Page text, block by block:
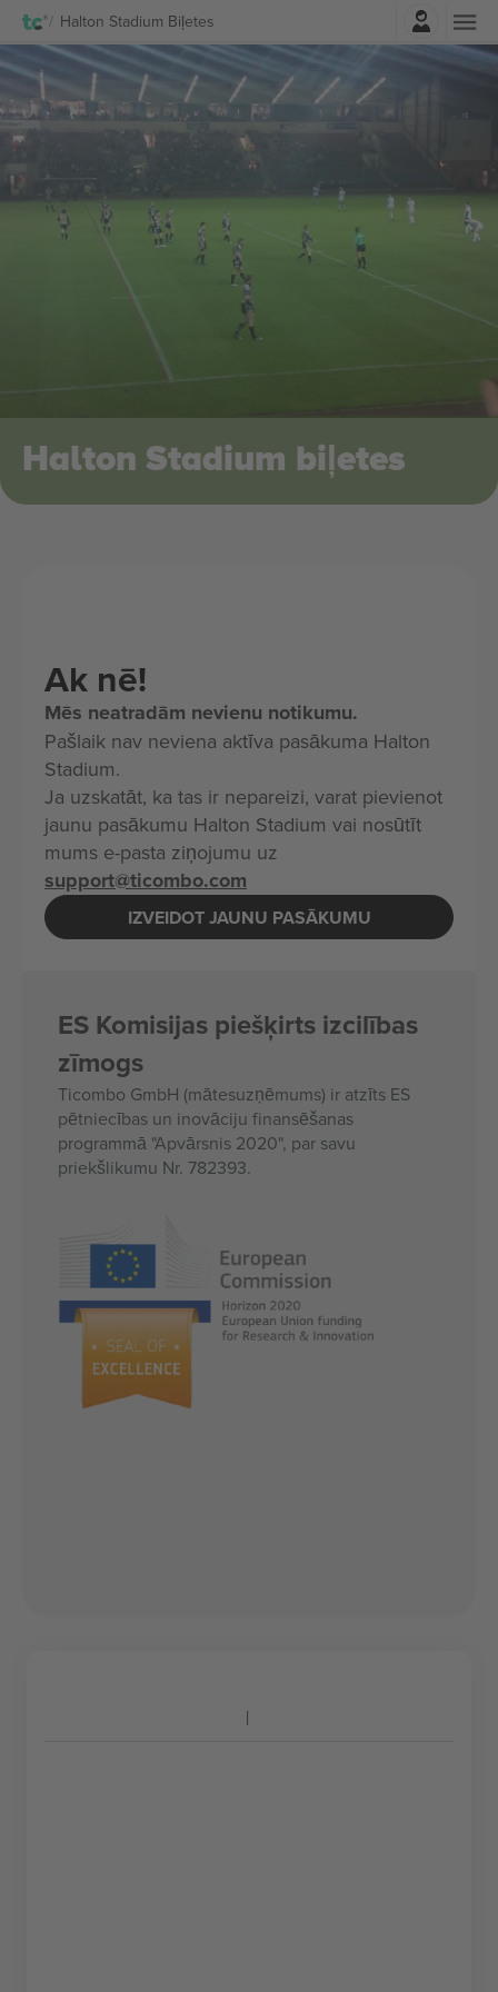
Halton Stadium Biļetes
Halton Stadium biļetes
Ak nē!
Mēs neatradām nevienu notikumu.
Pašlaik nav neviena aktīva pasākuma Halton
Stadium.
Ja uzskatāt, ka tas ir nepareizi, varat pievienot
jaunu pasākumu Halton Stadium vai nosūtīt
mums e-pasta ziņojumu uz
support@ticombo.com
IZVEIDOT JAUNU PASĀKUMU
ES Komisijas piešķirts izcilības
zīmogs
Ticombo GmbH (mātesuzņēmums) ir atzīts ES
pētniecības un inovāciju finansēšanas
programmā "Apvārsnis 2020", par savu
priekšlikumu Nr. 782393.